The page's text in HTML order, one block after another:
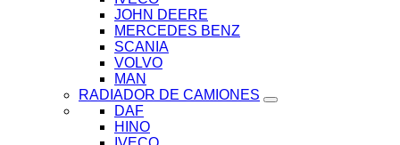
JOHN DEERE
MERCEDES BENZ
SCANIA
VOLVO
MAN
RADIADOR DE CAMIONES
DAF
HINO